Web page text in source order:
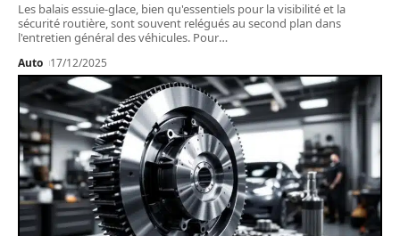
Les balais essuie-glace, bien qu'essentiels pour la visibilité et la
sécurité routière, sont souvent relégués au second plan dans
l'entretien général des véhicules. Pour…
Auto 17/12/2025